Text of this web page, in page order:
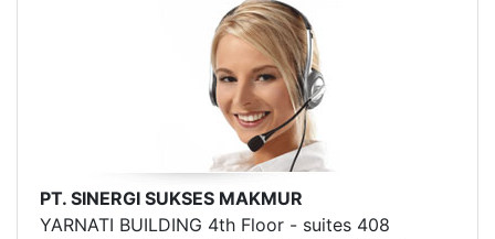
PT. SINERGI SUKSES MAKMUR
YARNATI BUILDING 4th Floor - suites 408